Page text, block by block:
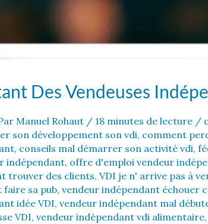
Des Vendeuses
Manuel Rohaut / 18 minutes de lecture/
son développement son vdi, comment
, conseils mal démarrer son activité vdi,
indépendant, offre d'emploi vendeur
trouver des clients, VDI je n' arrive pas à
sa pub, vendeur indépendant échouer
idée VDI, vendeur indépendant mal
VDI, vendeur indépendant vdi alimentaire,